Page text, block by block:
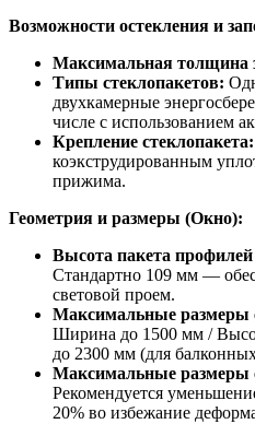
Возможности остекления и
Максимальная толщина
Типы стеклопакетов:
двухкамерные
числе с использованием
Крепление стеклопакета:
коэкструдированным
прижима.
Геометрия и размеры (Окно):
Высота пакета
Стандартно 109 мм —
световой проем.
Максимальные размеры
Ширина до 1500 мм /
до 2300 мм (для
Максимальные размеры
Рекомендуется
20% во избежание